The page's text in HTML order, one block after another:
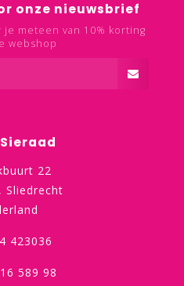
onze nieuwsbrief
meteen van 10% korting
webshop
22
Sliedrecht
423036
589 98